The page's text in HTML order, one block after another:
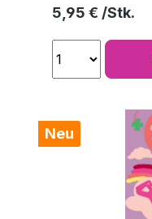
Regulärer Preis:
5,95 €
Neu